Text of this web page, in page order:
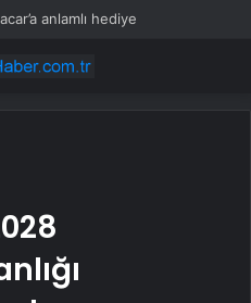
anlamlı hediye